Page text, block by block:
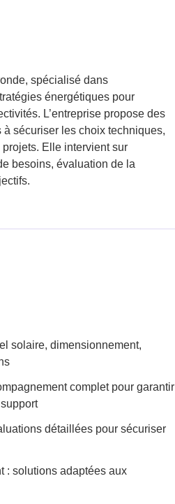
spécialisé dans
énergétiques pour
L’entreprise propose des
sécuriser les choix techniques,
Elle intervient sur
besoins, évaluation de la
solaire, dimensionnement,
complet pour garantir
détaillées pour sécuriser
: solutions adaptées aux